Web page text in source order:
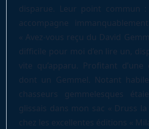
disparue. Leur point commun
accompagne
« Avez-vous reçu du David
difficile pour moi d’en lire un,
vite qu’apparu. Profitant d’une
dont un Gemmel. Notant
chasseurs gemmelesques
glissais dans mon sac « Druss
chez les excellentes éditions «